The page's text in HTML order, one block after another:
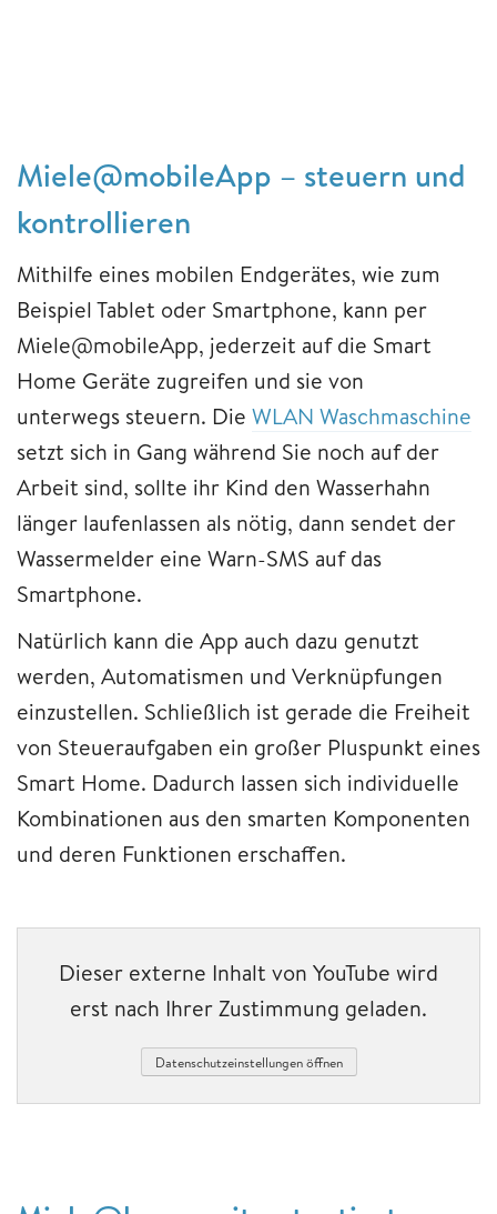
Miele@mobileApp – steuern und
kontrollieren
Mithilfe eines mobilen Endgerätes, wie zum
Beispiel Tablet oder Smartphone, kann per
Miele@mobileApp, jederzeit auf die Smart
Home Geräte zugreifen und sie von
unterwegs steuern. Die WLAN Waschmaschine
setzt sich in Gang während Sie noch auf der
Arbeit sind, sollte ihr Kind den Wasserhahn
länger laufenlassen als nötig, dann sendet der
Wassermelder eine Warn-SMS auf das
Smartphone.
Natürlich kann die App auch dazu genutzt
werden, Automatismen und Verknüpfungen
einzustellen. Schließlich ist gerade die Freiheit
von Steueraufgaben ein großer Pluspunkt eines
Smart Home. Dadurch lassen sich individuelle
Kombinationen aus den smarten Komponenten
und deren Funktionen erschaffen.
Dieser externe Inhalt von YouTube wird
erst nach Ihrer Zustimmung geladen.
Datenschutzeinstellungen öffnen